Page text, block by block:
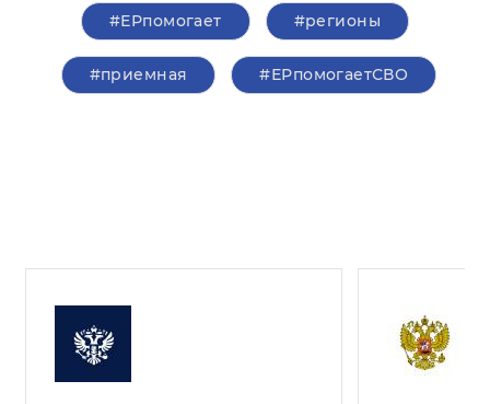
#ЕРпомогает #регионы
#приемная #ЕРпомогаетСВО